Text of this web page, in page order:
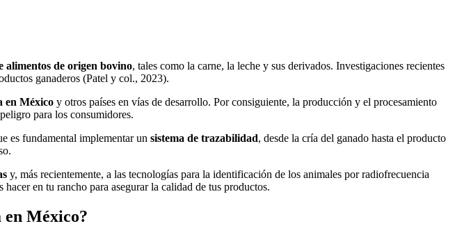
alimentos de origen bovino, tales como la carne, la leche y sus derivados. Investigaciones recientes
ganaderos (Patel y col., 2023).
en México y otros países en vías de desarrollo. Por consiguiente, la producción y el procesamiento
para los consumidores.
es fundamental implementar un sistema de trazabilidad, desde la cría del ganado hasta el producto
y, más recientemente, a las tecnologías para la identificación de los animales por radiofrecuencia
en tu rancho para asegurar la calidad de tus productos.
en México?